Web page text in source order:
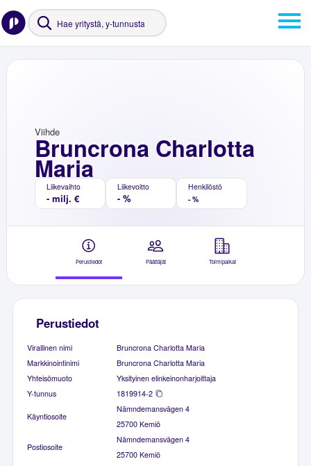
Bruncrona Charlotta
Maria
Viihde
Liikevaihto
- milj. €
Liikevoitto
- %
Henkilöstö
- %
Perustiedot Päättäjät Toimipaikat
Perustiedot
Virallinen nimi
Bruncrona Charlotta Maria
Markkinointinimi
Bruncrona Charlotta Maria
Yhteisömuoto
Yksityinen elinkeinonharjoittaja
Y-tunnus
1819914-2
Käyntiosoite
Nämndemansvägen 4
25700 Kemiö
Postiosoite
Nämndemansvägen 4
25700 Kemiö